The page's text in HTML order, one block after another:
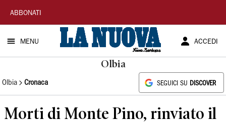
La
Nuova
Sardegna
ABBONATI
MENU ACCEDI
Olbia
Olbia Cronaca SEGUICI SU DISCOVER
Morti di Monte Pino, rinviato il